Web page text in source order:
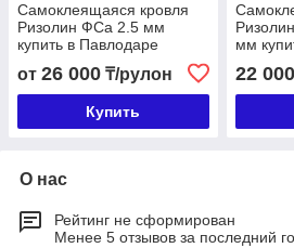
Самоклеящаяся кровля
Ризолин ФСа 2.5 мм
купить в Павлодаре
от 26 000 ₸/рулон
Купить
мм
22 000
О нас
Рейтинг не сформирован
Менее 5 отзывов за последний